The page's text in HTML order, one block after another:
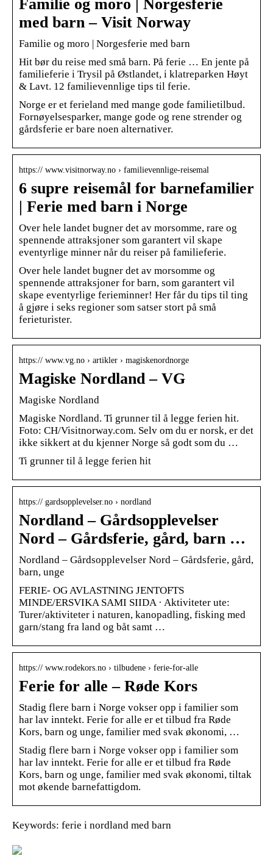
Familie og moro | Norgesferie
med barn – Visit Norway
Familie og moro | Norgesferie med barn
Hit bør du reise med små barn. På ferie … En jente på
familieferie i Trysil på Østlandet, i klatreparken Høyt
& Lavt. 12 familievennlige tips til ferie.
Norge er et ferieland med mange gode familietilbud.
Fornøyelsesparker, mange gode og rene strender og
gårdsferie er bare noen alternativer.
https:// www.visitnorway.no › familievennlige-reisemal
6 supre reisemål for barnefamilier
| Ferie med barn i Norge
Over hele landet bugner det av morsomme, rare og
spennende attraksjoner som garantert vil skape
eventyrlige minner når du reiser på familieferie.
Over hele landet bugner det av morsomme og
spennende attraksjoner for barn, som garantert vil
skape eventyrlige ferieminner! Her får du tips til ting
å gjøre i seks regioner som satser stort på små
ferieturister.
https:// www.vg.no › artikler › magiskenordnorge
Magiske Nordland – VG
Magiske Nordland
Magiske Nordland. Ti grunner til å legge ferien hit.
Foto: CH/Visitnorway.com. Selv om du er norsk, er det
ikke sikkert at du kjenner Norge så godt som du …
Ti grunner til å legge ferien hit
https:// gardsopplevelser.no › nordland
Nordland – Gårdsopplevelser
Nord – Gårdsferie, gård, barn …
Nordland – Gårdsopplevelser Nord – Gårdsferie, gård,
barn, unge
FERIE- OG AVLASTNING JENTOFTS
MINDE/ERSVIKA SAMI SIIDA · Aktiviteter ute:
Turer/aktiviteter i naturen, kanopadling, fisking med
garn/stang fra land og båt samt …
https:// www.rodekors.no › tilbudene › ferie-for-alle
Ferie for alle – Røde Kors
Stadig flere barn i Norge vokser opp i familier som
har lav inntekt. Ferie for alle er et tilbud fra Røde
Kors, barn og unge, familier med svak økonomi, …
Stadig flere barn i Norge vokser opp i familier som
har lav inntekt. Ferie for alle er et tilbud fra Røde
Kors, barn og unge, familier med svak økonomi, tiltak
mot økende barnefattigdom.
Keywords: ferie i nordland med barn